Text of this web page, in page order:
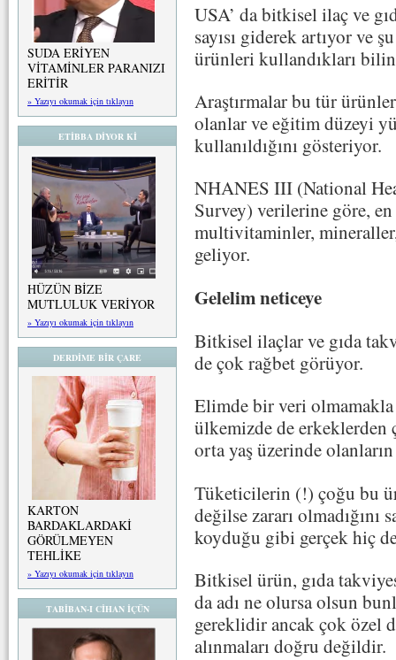
SUDA ERİYEN
VİTAMİNLER PARANIZI
ERİTİR
» Yazıyı okumak için tıklayın
ETİBBA DİYOR Kİ
HÜZÜN BİZE
MUTLULUK VERİYOR
» Yazıyı okumak için tıklayın
DERDİME BİR ÇARE
KARTON
BARDAKLARDAKİ
GÖRÜLMEYEN
TEHLİKE
» Yazıyı okumak için tıklayın
TABİBAN-I CİHAN İÇÜN
USA’ da bitkisel ilaç ve
sayısı giderek artıyor ve
ürünleri kullandıkları
Araştırmalar bu tür
olanlar ve eğitim düzeyi
kullanıldığını gösteriyor.
NHANES III (National
Survey) verilerine göre,
multivitaminler,
geliyor.
Gelelim neticeye
Bitkisel ilaçlar ve gıda
de çok rağbet görüyor.
Elimde bir veri
ülkemizde de erkeklerden
orta yaş üzerinde
Tüketicilerin (!) çoğu bu
değilse zararı olmadığını
koyduğu gibi gerçek hiç
Bitkisel ürün, gıda
da adı ne olursa olsun
gereklidir ancak çok özel
alınmaları doğru değildir.